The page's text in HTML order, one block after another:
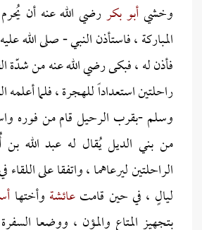
وخشيأبو بكررضي الله عنه أن
المباركة ، فاستأذن النبي - صلى الله
فأذن له ، فبكى رضي الله عنه من شدّة
راحلتين استعداداً للهجرة ، فلما أعلمه
وسلم -بقرب الرحيل قام من فوره
من بني الديل يُقال له عبد الله بن
الراحلتين ليرعاهما ، واتفقا على
ليالٍ ، في حين قامتعائشة وأختها
بتجهيز المتاع والمؤن ، ووضعا